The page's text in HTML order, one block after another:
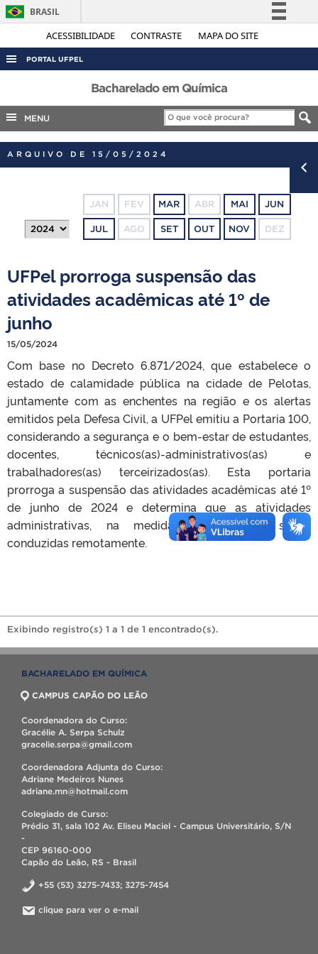
ACESSIBILIDADE CONTRASTE MAPA DO SITE
BRASIL
Simplifique!
Legislação
Canais
PORTAL UFPEL
ACESSO À INFORMAÇÃO
AUDITORIA
COBALTO
CONCURSOS
OUVIDORIA
TELEFONES
Bacharelado em Química
MENU
ARQUIVO DE 15/05/2024
JAN FEV MAR ABR MAI JUN
JUL AGO SET OUT NOV DEZ
UFPel prorroga suspensão das
atividades acadêmicas até 1º de
junho
15/05/2024
Com base no Decreto 6.871/2024, que estabelece o
estado de calamidade pública na cidade de Pelotas,
juntamente com as enchentes na região e os alertas
emitidos pela Defesa Civil, a UFPel emitiu a Portaria 100,
considerando a segurança e o bem-estar de estudantes,
docentes, técnicos(as)-administrativos(as) e
trabalhadores(as) terceirizados(as). Esta portaria
prorroga a suspensão das atividades acadêmicas até 1º
de junho de 2024 e determina que as atividades
administrativas, na medida do possível, sejam
conduzidas remotamente.
Exibindo registro(s) 1 a 1 de 1 encontrado(s).
BACHARELADO EM QUÍMICA
CAMPUS CAPÃO DO LEÃO
Coordenadora do Curso:
Gracélie A. Serpa Schulz
gracelie.serpa@gmail.com
Coordenadora Adjunta do Curso:
Adriane Medeiros Nunes
adriane.mn@hotmail.com
Colegiado de Curso:
Prédio 31, sala 102 Av. Eliseu Maciel - Campus Universitário, S/N
-
CEP 96160-000
Capão do Leão, RS - Brasil
+55 (53) 3275-7433; 3275-7454
clique para ver o e-mail